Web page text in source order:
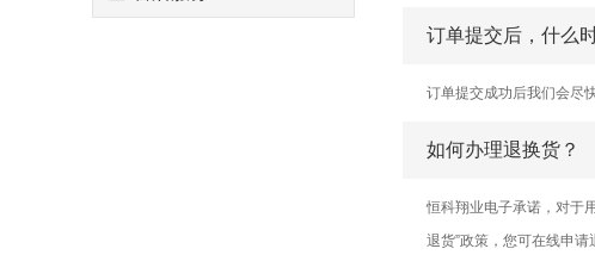
订单提交后，什么
订单提交成功后我们会尽
如何办理退换货？
恒科翔业电子承诺，对于
退货”政策，您可在线申请